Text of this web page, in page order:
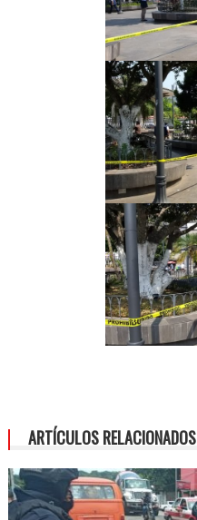
ARTÍCULOS RELACIONADOS